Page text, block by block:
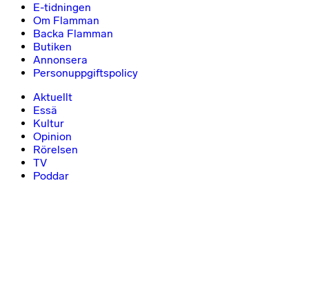
E-tidningen
Om Flamman
Backa Flamman
Butiken
Annonsera
Personuppgiftspolicy
Aktuellt
Essä
Kultur
Opinion
Rörelsen
TV
Poddar